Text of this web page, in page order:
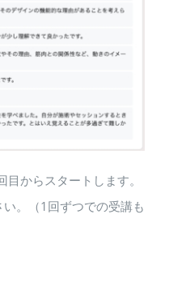
からスタートします。
い。（1回ずつでの受講も